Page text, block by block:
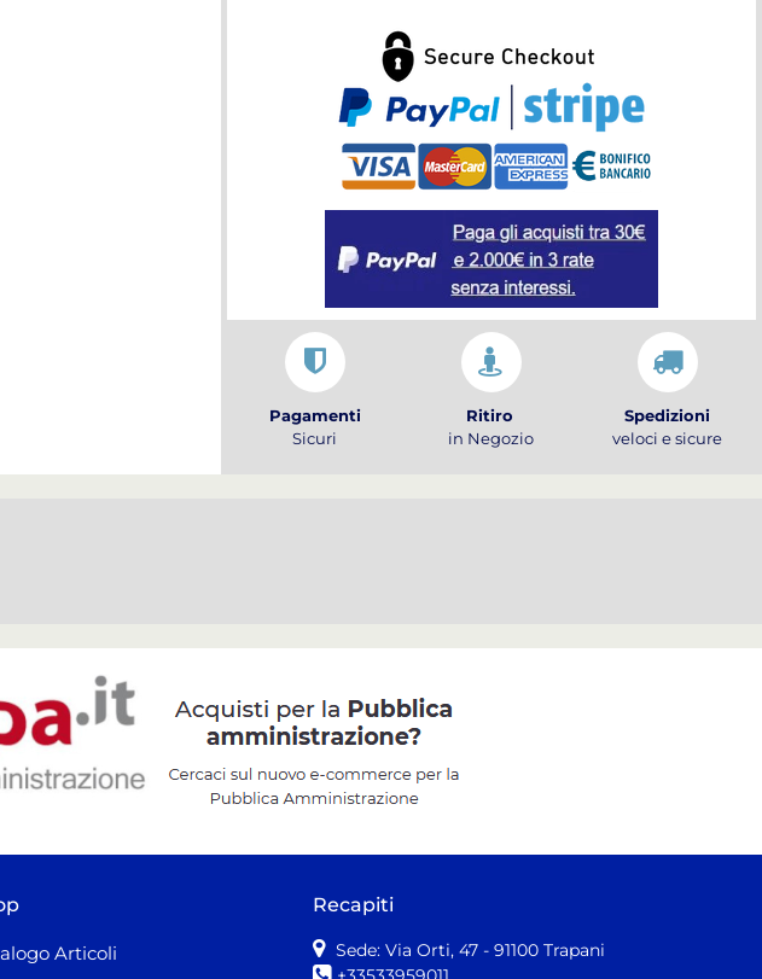
Pagamenti
Sicuri
Ritiro
in Negozio
Spedizioni
veloci e sicure
Articoli
Recapiti
Sede: Via Orti, 47 - 91100 Trapani